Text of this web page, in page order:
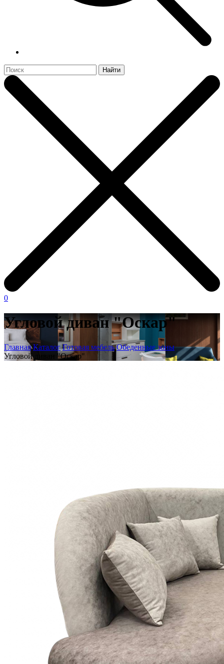
Найти
0
Угловой диван "Оскар"
Главная Каталог Готовая мебель Обеденные зоны
Угловой диван "Оскар"